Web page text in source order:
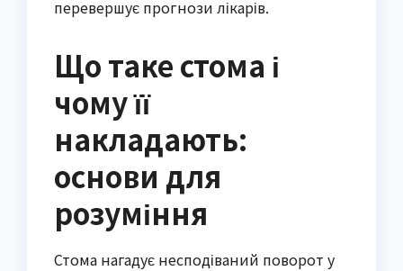
перевершує прогнози лікарів.
Що таке стома і
чому її
накладають:
основи для
розуміння
Стома нагадує несподіваний поворот у